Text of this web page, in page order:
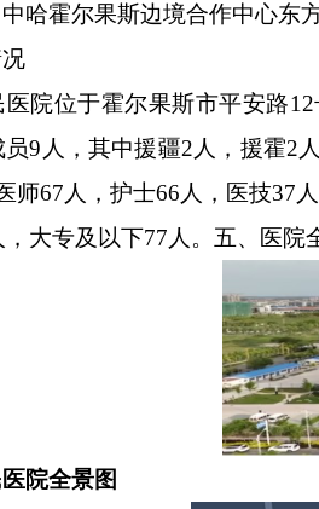
哈霍尔果斯边境合作中心东
院位于霍尔果斯市平安路12
员9 人，其中援疆2 人，援霍2
师67 人，护士66 人，医技37
，大专及以下77 人。 五、医院
院全景图